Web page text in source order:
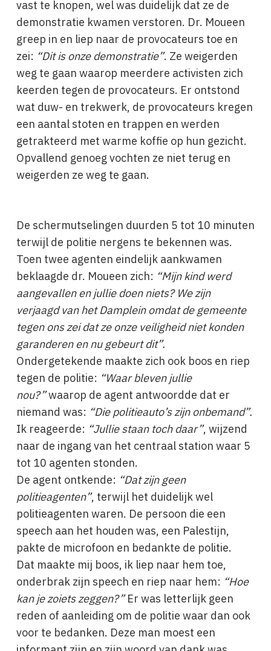
vast te knopen, wel was duidelijk dat ze de
demonstratie kwamen verstoren. Dr. Moueen
greep in en liep naar de provocateurs toe en
zei: “Dit is onze demonstratie”. Ze weigerden
weg te gaan waarop meerdere activisten zich
keerden tegen de provocateurs. Er ontstond
wat duw- en trekwerk, de provocateurs kregen
een aantal stoten en trappen en werden
getrakteerd met warme koffie op hun gezicht.
Opvallend genoeg vochten ze niet terug en
weigerden ze weg te gaan.
De schermutselingen duurden 5 tot 10 minuten
terwijl de politie nergens te bekennen was.
Toen twee agenten eindelijk aankwamen
beklaagde dr. Moueen zich: “Mijn kind werd
aangevallen en jullie doen niets? We zijn
verjaagd van het Damplein omdat de gemeente
tegen ons zei dat ze onze veiligheid niet konden
garanderen en nu gebeurt dit”.
Ondergetekende maakte zich ook boos en riep
tegen de politie: “Waar bleven jullie
nou?”waarop de agent antwoordde dat er
niemand was: “Die politieauto’s zijn onbemand”.
Ik reageerde: “Jullie staan toch daar”, wijzend
naar de ingang van het centraal station waar 5
tot 10 agenten stonden.
De agent ontkende: “Dat zijn geen
politieagenten”, terwijl het duidelijk wel
politieagenten waren. De persoon die een
speech aan het houden was, een Palestijn,
pakte de microfoon en bedankte de politie.
Dat maakte mij boos, ik liep naar hem toe,
onderbrak zijn speech en riep naar hem: “Hoe
kan je zoiets zeggen?”Er was letterlijk geen
reden of aanleiding om de politie waar dan ook
voor te bedanken. Deze man moest een